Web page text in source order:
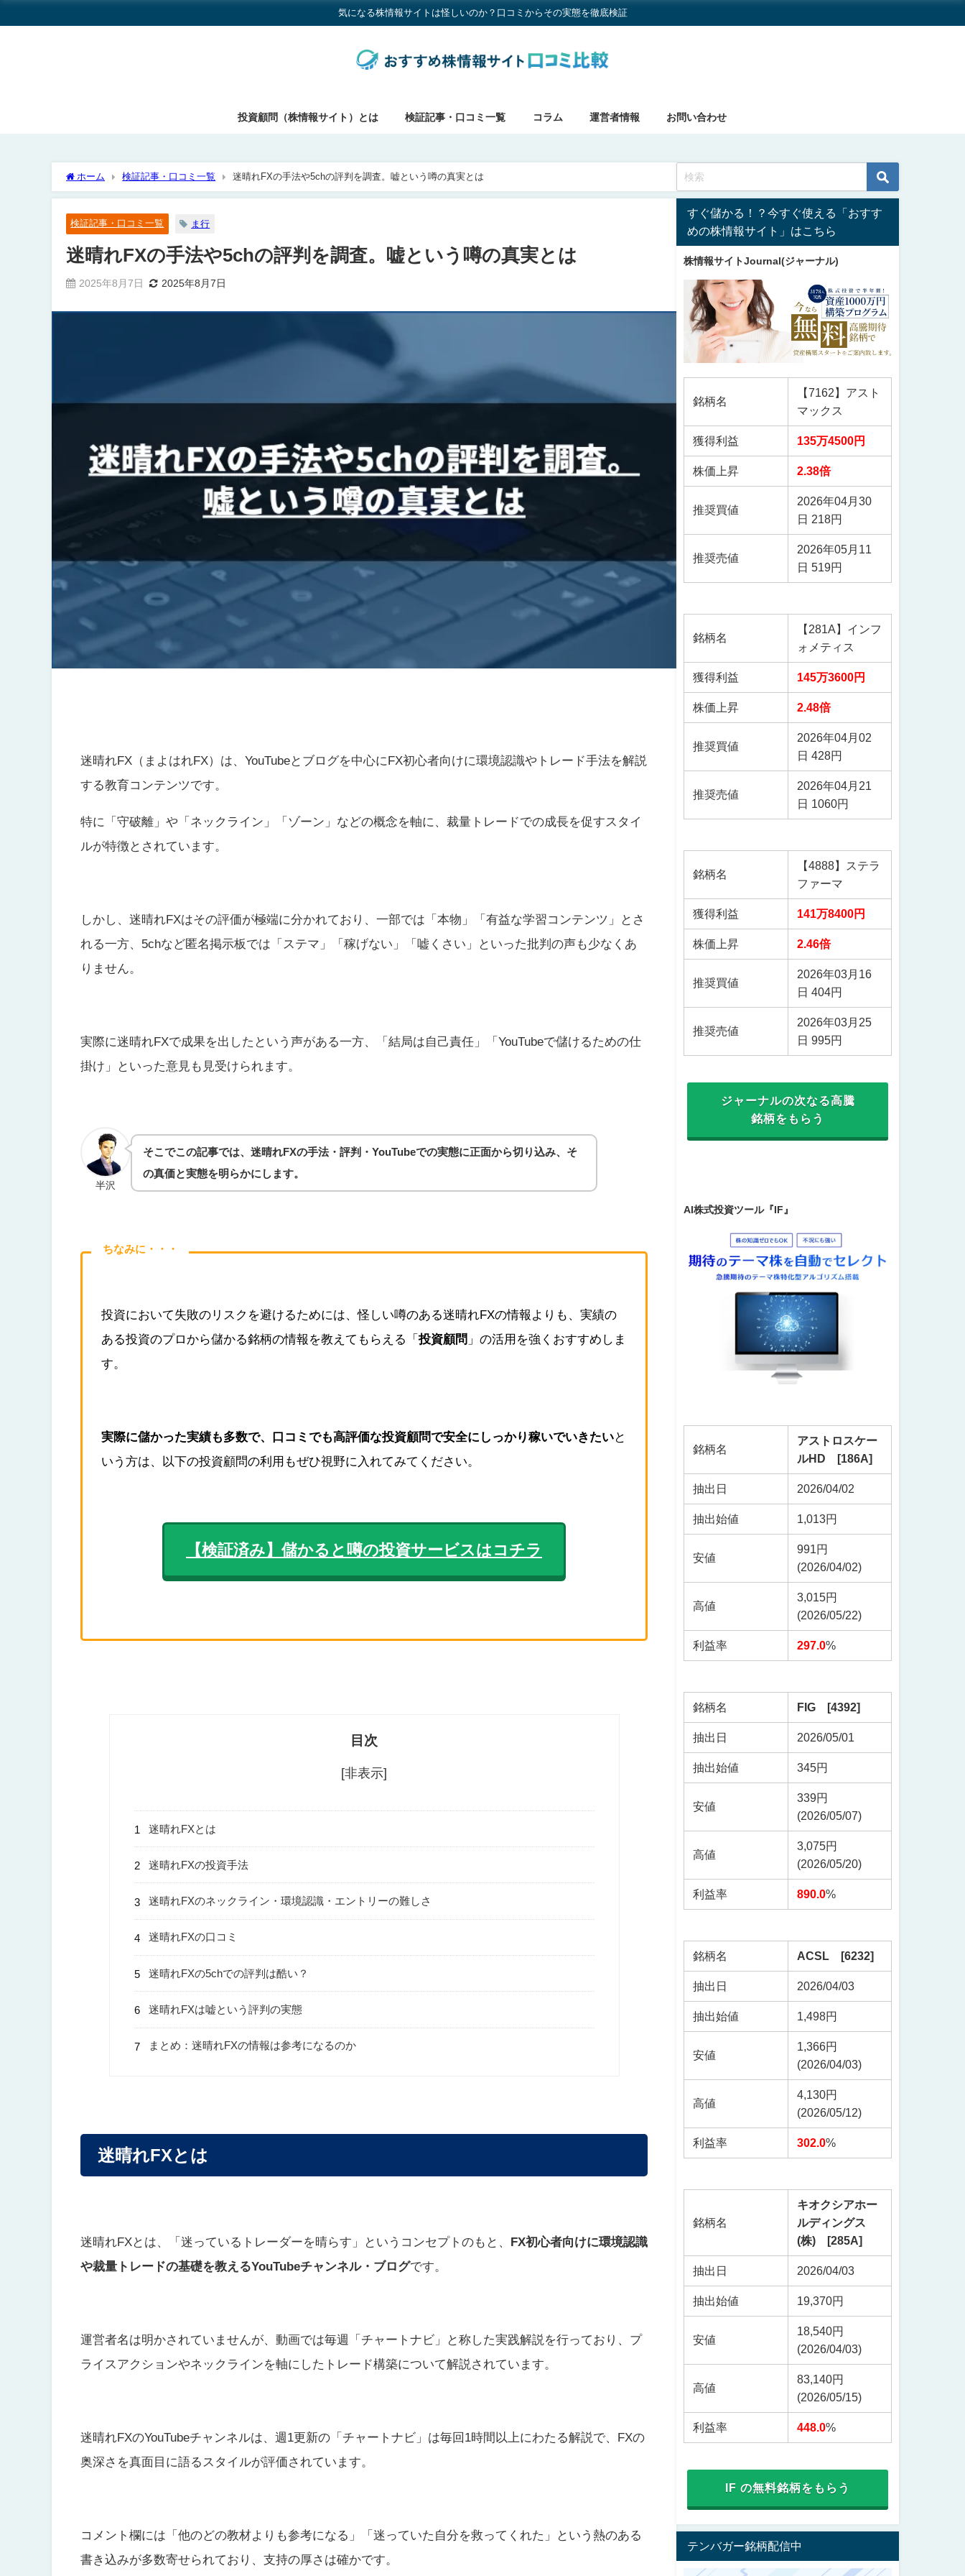
気になる株情報サイトは怪しいのか？口コミからその実態を徹底検証
投資顧問（株情報サイト）とは 検証記事・口コミ一覧 コラム 運営者情報 お問い合わせ
ホーム 検証記事・口コミ一覧 迷晴れFXの手法や5chの評判を調査。嘘という噂の真実とは
検証記事・口コミ一覧 ま行
迷晴れFXの手法や5chの評判を調査。嘘という噂の真実とは
2025年8月7日 2025年8月7日
迷晴れFX（まよはれFX）は、YouTubeとブログを中心にFX初心者向けに環境認識やトレード手法を解説
する教育コンテンツです。
特に「守破離」や「ネックライン」「ゾーン」などの概念を軸に、裁量トレードでの成長を促すスタイ
ルが特徴とされています。
しかし、迷晴れFXはその評価が極端に分かれており、一部では「本物」「有益な学習コンテンツ」とさ
れる一方、5chなど匿名掲示板では「ステマ」「稼げない」「嘘くさい」といった批判の声も少なくあ
りません。
実際に迷晴れFXで成果を出したという声がある一方、「結局は自己責任」「YouTubeで儲けるための仕
掛け」といった意見も見受けられます。
半沢
そこでこの記事では、迷晴れFXの手法・評判・YouTubeでの実態に正面から切り込み、そ
の真価と実態を明らかにします。
ちなみに・・・
投資において失敗のリスクを避けるためには、怪しい噂のある迷晴れFXの情報よりも、実績の
ある投資のプロから儲かる銘柄の情報を教えてもらえる 「 投資顧問 」の活用を強くおすすめしま
す。
実際に儲かった実績も多数で、口コミでも高評価な投資顧問で安全にしっかり稼いでいきたいと
いう方は、以下の投資顧問の利用もぜひ視野に入れてみてください。
【検証済み】儲かると噂の投資サービスはコチラ
目次
[非表示]
迷晴れFXとは
迷晴れFXの投資手法
迷晴れFXのネックライン・環境認識・エントリーの難しさ
迷晴れFXの口コミ
迷晴れFXの5chでの評判は酷い？
迷晴れFXは嘘という評判の実態
まとめ：迷晴れFXの情報は参考になるのか
迷晴れFXとは
迷晴れFXとは、「迷っているトレーダーを晴らす」というコンセプトのもと、
FX初心者向けに環境認識
や裁量トレードの基礎を教えるYouTubeチャンネル・ブログです。
運営者名は明かされていませんが、動画では毎週「チャートナビ」と称した実践解説を行っており、プ
ライスアクションやネックラインを軸にしたトレード構築について解説されています。
迷晴れFXのYouTubeチャンネルは、週1更新の「チャートナビ」は毎回1時間以上にわたる解説で、FXの
奥深さを真面目に語るスタイルが評価されています。
コメント欄には「他のどの教材よりも参考になる」「迷っていた自分を救ってくれた」という熱のある
書き込みが多数寄せられており、支持の厚さは確かです。
すぐ儲かる！？今すぐ使える「おすす
めの株情報サイト」はこちら
株情報サイトJournal(ジャーナル)
銘柄名
【7162】アスト
マックス
獲得利益 135万4500円
株価上昇 2.38倍
推奨買値
2026年04月30
日 218円
推奨売値
2026年05月11
日 519円
銘柄名
【281A】インフ
ォメティス
獲得利益 145万3600円
株価上昇 2.48倍
推奨買値
2026年04月02
日 428円
推奨売値
2026年04月21
日 1060円
銘柄名
【4888】ステラ
ファーマ
獲得利益 141万8400円
株価上昇 2.46倍
推奨買値
2026年03月16
日 404円
推奨売値
2026年03月25
日 995円
ジャーナルの次なる高騰
銘柄をもらう
AI株式投資ツール『IF』
銘柄名
アストロスケー
ルHD [186A]
抽出日 2026/04/02
抽出始値 1,013円
安値
991円
(2026/04/02)
高値
3,015円
(2026/05/22)
利益率 297.0%
銘柄名 FIG [4392]
抽出日 2026/05/01
抽出始値 345円
安値
339円
(2026/05/07)
高値
3,075円
(2026/05/20)
利益率 890.0%
銘柄名 ACSL [6232]
抽出日 2026/04/03
抽出始値 1,498円
安値
1,366円
(2026/04/03)
高値
4,130円
(2026/05/12)
利益率 302.0%
銘柄名
キオクシアホー
ルディングス
(株) [285A]
抽出日 2026/04/03
抽出始値 19,370円
安値
18,540円
(2026/04/03)
高値
83,140円
(2026/05/15)
利益率 448.0%
IF の無料銘柄をもらう
テンバガー銘柄配信中